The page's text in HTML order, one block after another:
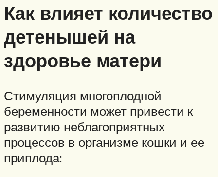
Как влияет количество
детенышей на
здоровье матери
Стимуляция многоплодной
беременности может привести к
развитию неблагоприятных
процессов в организме кошки и ее
приплода: